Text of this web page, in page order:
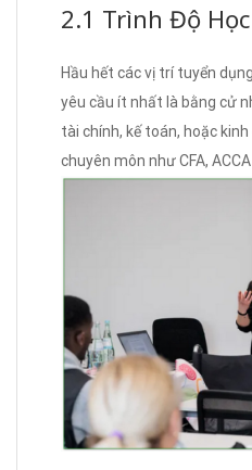
2.1 Trình Độ
Hầu hết các vị trí tuyển
yêu cầu ít nhất là bằng cử
tài chính, kế toán, hoặc
chuyên môn như CFA,